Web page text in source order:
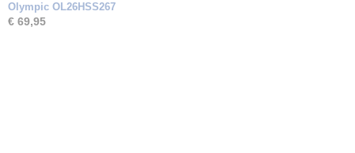
Olympic OL26HSS267
€ 69,95